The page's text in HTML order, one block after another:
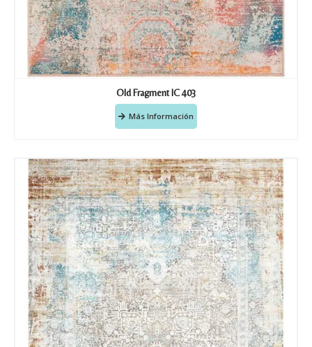
Old Fragment IC 403
Más Información